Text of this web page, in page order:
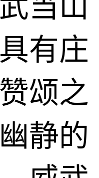
当山
有庄
颂之
静的